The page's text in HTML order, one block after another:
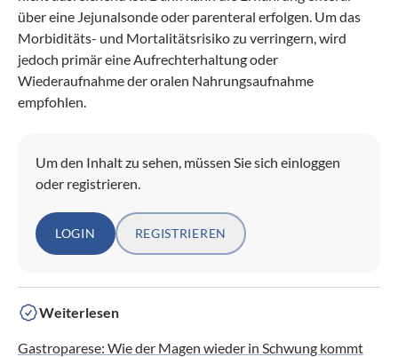
über eine Jejunalsonde oder parenteral erfolgen. Um das
Morbiditäts- und Mortalitätsrisiko zu verringern, wird
jedoch primär eine Aufrechterhaltung oder
Wiederaufnahme der oralen Nahrungsaufnahme
empfohlen.
Um den Inhalt zu sehen, müssen Sie sich einloggen
oder registrieren.
LOGIN REGISTRIEREN
Weiterlesen
Gastroparese: Wie der Magen wieder in Schwung kommt